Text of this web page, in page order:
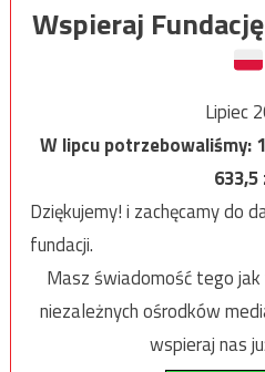
Wspieraj
Lipiec
W lipcu potrzebowaliśmy:
633,5
Dziękujemy! i zachęcamy do
fundacji.
Masz świadomość tego
niezależnych ośrodków
wspieraj nas